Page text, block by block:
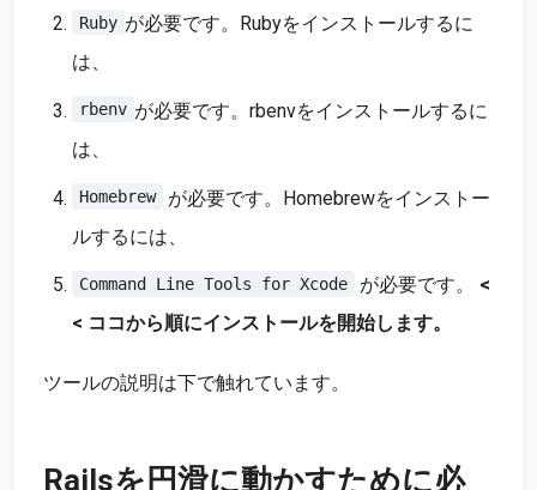
Ruby が必要です。Rubyをインストールするに
は、
rbenv が必要です。rbenvをインストールするに
は、
Homebrew
が必要です。Homebrewをインストー
ルするには、
Command Line Tools for Xcode が必要です。 <
< ココから順にインストールを開始します。
ツールの説明は下で触れています。
Railsを円滑に動かすために必